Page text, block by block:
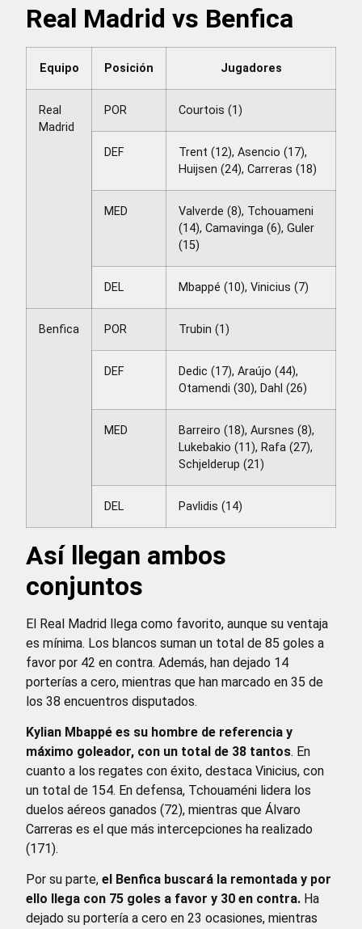
Real Madrid vs Benfica
Equipo Posición Jugadores
Real
Madrid
POR Courtois (1)
DEF
Trent (12), Asencio (17),
Huijsen (24), Carreras (18)
MED
Valverde (8), Tchouameni
(14), Camavinga (6), Guler
(15)
DEL Mbappé (10), Vinicius (7)
Benfica POR Trubin (1)
DEF
Dedic (17), Araújo (44),
Otamendi (30), Dahl (26)
MED
Barreiro (18), Aursnes (8),
Lukebakio (11), Rafa (27),
Schjelderup (21)
DEL Pavlidis (14)
Así llegan ambos
conjuntos
El Real Madrid llega como favorito, aunque su ventaja
es mínima. Los blancos suman un total de 85 goles a
favor por 42 en contra. Además, han dejado 14
porterías a cero, mientras que han marcado en 35 de
los 38 encuentros disputados.
Kylian Mbappé es su hombre de referencia y
máximo goleador, con un total de 38 tantos. En
cuanto a los regates con éxito, destaca Vinicius, con
un total de 154. En defensa, Tchouaméni lidera los
duelos aéreos ganados (72), mientras que Álvaro
Carreras es el que más intercepciones ha realizado
(171).
Por su parte, el Benfica buscará la remontada y por
ello llega con 75 goles a favor y 30 en contra. Ha
dejado su portería a cero en 23 ocasiones, mientras